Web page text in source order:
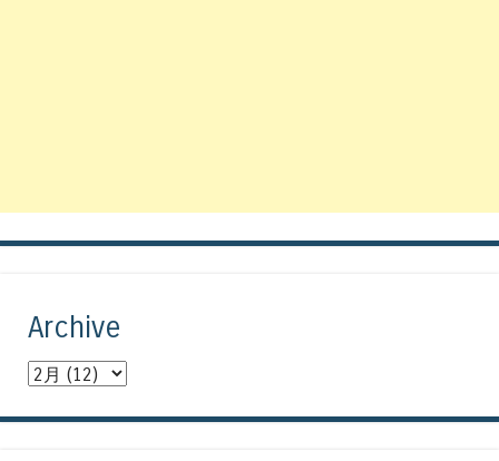
Archive